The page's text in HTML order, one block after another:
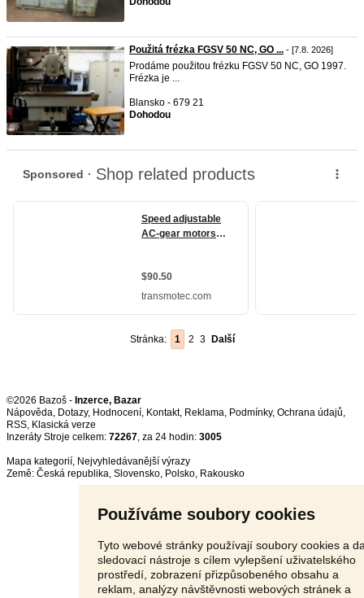
Používáme soubory cookies
Tyto webové stránky používají soubory cookies a
sledovací nástroje s cílem vylepšení uživatelského
prostředí, zobrazení přizpůsobeného obsahu a
reklam, analýzy návštěvnosti webových stránek a
Použitá frézka FGSV 50 NC, GO ... - [7.8. 2026]
Prodáme použitou frézku FGSV 50 NC, GO 1997.
Frézka je ...
Blansko - 679 21
Dohodou
Stránka: 1 2 3 Další
©2026 Bazoš - Inzerce, Bazar
Nápověda, Dotazy, Hodnocení, Kontakt, Reklama, Podmínky, Ochrana údajů,
RSS,
Inzeráty Stroje celkem: 72267, za 24 hodin: 3005
Mapa kategorií, Nejvyhledávanější výrazy
Země: Česká republika, Slovensko, Polsko, Rakousko